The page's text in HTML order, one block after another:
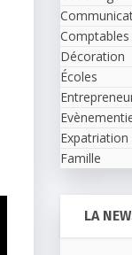
Comptables
Décoration
Écoles
Expatriation
Famille
LA